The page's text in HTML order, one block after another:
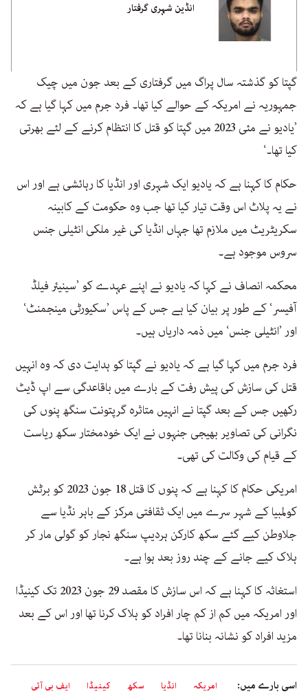
انڈین شہری گرفتار
گپتا کو گذشتہ سال پراگ میں گرفتاری کے بعد جون میں چیک
جمہوریہ نے امریکہ کے حوالے کیا تھا۔ فرد جرم میں کہا گیا ہے کہ
’یادیو نے مئی 2023 میں گپتا کو قتل کا انتظام کرنے کے لئے بھرتی
کیا تھا۔‘
حکام کا کہنا ہے کہ یادیو ایک شہری اور انڈیا کا رہائشی ہے اور اس
نے یہ پلاٹ اس وقت تیار کیا تھا جب وہ حکومت کے کابینہ
سکریٹریٹ میں ملازم تھا جہاں انڈیا کی غیر ملکی انٹیلی جنس
سروس موجود ہے۔
محکمہ انصاف نے کہا کہ یادیو نے اپنے عہدے کو ’سینیئر فیلڈ
آفیسر‘ کے طور پر بیان کیا ہے جس کے پاس ’سکیورٹی مینجمنٹ‘
اور ’انٹیلی جنس‘ میں ذمہ داریاں ہیں۔
فرد جرم میں کہا گیا ہے کہ یادیو نے گپتا کو ہدایت دی کہ وہ انہیں
قتل کی سازش کی پیش رفت کے بارے میں باقاعدگی سے اپ ڈیٹ
رکھیں جس کے بعد گپتا نے انہیں متاثرہ گرپتونت سنگھ پنوں کی
نگرانی کی تصاویر بھیجی جنہوں نے ایک خودمختار سکھ ریاست
کے قیام کی وکالت کی تھی۔
امریکی حکام کا کہنا ہے کہ پنوں کا قتل 18 جون 2023 کو برٹش
کولمبیا کے شہر سرے میں ایک ثقافتی مرکز کے باہر نڈیا سے
جلاوطن کیے گئے سکھ کارکن ہردیپ سنگھ نجار کو گولی مار کر
ہلاک کیے جانے کے چند روز بعد ہوا ہے۔
استغاثہ کا کہنا ہے کہ اس سازش کا مقصد 29 جون 2023 تک کینیڈا
اور امریکہ میں کم از کم چار افراد کو ہلاک کرنا تھا اور اس کے بعد
مزید افراد کو نشانہ بنانا تھا۔
اسی بارے میں: امریکہ انڈیا سکھ کینیڈا ایف بی آئی